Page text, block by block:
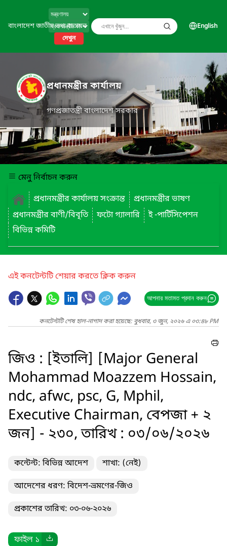
বাংলাদেশ জাতীয় তথ্য বাতায়ন
দেখুন
English
প্রধানমন্ত্রীর কার্যালয়
গণপ্রজাতন্ত্রী বাংলাদেশ সরকার
মেনু নির্বাচন করুন
প্রধানমন্ত্রীর কার্যালয় সংক্রান্ত
প্রধানমন্ত্রীর ভাষণ
প্রধানমন্ত্রীর বাণী/বিবৃতি
ফটো গ্যালারি
ই -পার্টিসিপেশন
বিভিন্ন কমিটি
এই কনটেন্টটি শেয়ার করতে ক্লিক করুন
আপনার মতামত প্রদান করুন
কনটেন্টটি শেষ হাল-নাগাদ করা হয়েছে: বুধবার, ৩ জুন, ২০২৬ এ ০৩:৪৮ PM
জিও : [ইতালি] [Major General
Mohammad Moazzem Hossain,
ndc, afwc, psc, G, Mphil,
Executive Chairman, বেপজা + ২
জন] - ২৩০, তারিখ : ০৩/০৬/২০২৬
কন্টেন্ট: বিভিন্ন আদেশ শাখা: (নেই)
আদেশের ধরণ: বিদেশ-ভ্রমণের-জিও
প্রকাশের তারিখ: ০৩-০৬-২০২৬
ফাইল ১